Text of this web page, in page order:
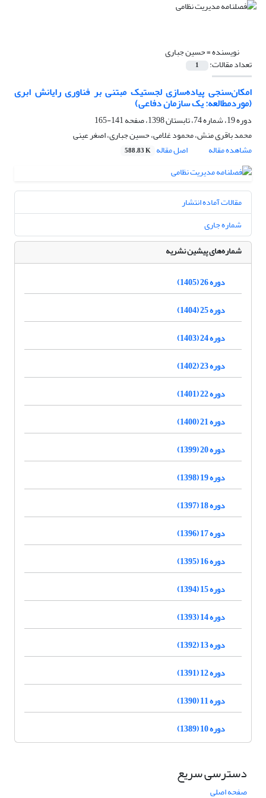
نویسنده =حسین جباری
تعداد مقالات: 1
امکان‌سنجی پیاده‌سازی لجستیک مبتنی بر فناوری رایانش ابری
(موردمطالعه: یک سازمان دفاعی)
دوره 19، شماره 74، تابستان 1398، صفحه
141-165
محمد باقری منش، محمود غلامی، حسین جباری، اصغر عینی
مشاهده مقاله
اصل مقاله 588.83 K
مقالات آماده انتشار
شماره جاری
شماره‌های پیشین نشریه
دوره 26 (1405)
دوره 25 (1404)
دوره 24 (1403)
دوره 23 (1402)
دوره 22 (1401)
دوره 21 (1400)
دوره 20 (1399)
دوره 19 (1398)
دوره 18 (1397)
دوره 17 (1396)
دوره 16 (1395)
دوره 15 (1394)
دوره 14 (1393)
دوره 13 (1392)
دوره 12 (1391)
دوره 11 (1390)
دوره 10 (1389)
دسترسی سریع
صفحه اصلی